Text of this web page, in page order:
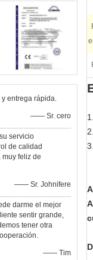
entrega rápida.
—— Sr. cero
servicio
de calidad
muy feliz de
—— Sr. Johnifere
darme el mejor
sentir grande,
tener otra
—— Tim